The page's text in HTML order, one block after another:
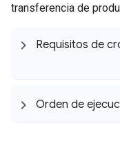
transferencia de
Requisitos de
Orden de